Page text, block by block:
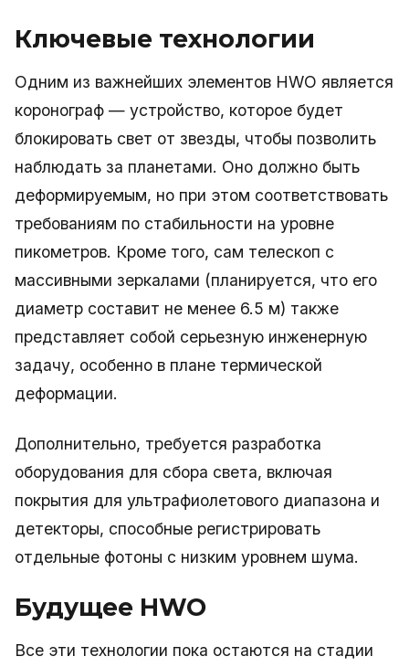
Ключевые технологии
Одним из важнейших элементов HWO является
коронограф — устройство, которое будет
блокировать свет от звезды, чтобы позволить
наблюдать за планетами. Оно должно быть
деформируемым, но при этом соответствовать
требованиям по стабильности на уровне
пикометров. Кроме того, сам телескоп с
массивными зеркалами (планируется, что его
диаметр составит не менее 6.5 м) также
представляет собой серьезную инженерную
задачу, особенно в плане термической
деформации.
Дополнительно, требуется разработка
оборудования для сбора света, включая
покрытия для ультрафиолетового диапазона и
детекторы, способные регистрировать
отдельные фотоны с низким уровнем шума.
Будущее HWO
Все эти технологии пока остаются на стадии